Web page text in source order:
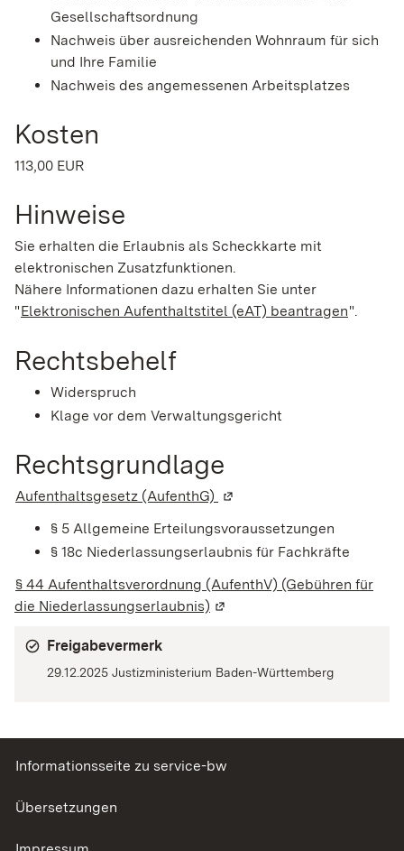
Gesellschaftsordnung
Nachweis über ausreichenden Wohnraum für sich
und Ihre Familie
Nachweis des angemessenen Arbeitsplatzes
Kosten
113,00 EUR
Hinweise
Sie erhalten die Erlaubnis als Scheckkarte mit
elektronischen Zusatzfunktionen.
Nähere Informationen dazu erhalten Sie unter
"Elektronischen Aufenthaltstitel (eAT) beantragen".
Rechtsbehelf
Widerspruch
Klage vor dem Verwaltungsgericht
Rechtsgrundlage
Aufenthaltsgesetz (AufenthG) (Wird in einem neuen
§ 5 Allgemeine Erteilungsvoraussetzungen
§ 18c Niederlassungserlaubnis für Fachkräfte
§ 44 Aufenthaltsverordnung (AufenthV) (Gebühren für
die Niederlassungserlaubnis) (Wird in einem neuen
Freigabevermerk
29.12.2025 Justizministerium Baden-Württemberg
Informationsseite zu service-bw
Übersetzungen